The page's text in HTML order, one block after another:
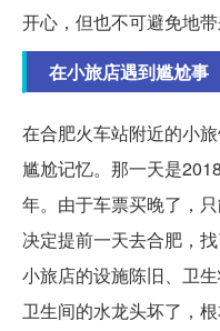
开心，但也不可避免地带
在小旅店遇到尴尬事
在合肥火车站附近的小
尴尬记忆。那一天是
年。由于车票买晚了，
决定提前一天去合肥，
小旅店的设施陈旧、卫
卫生间的水龙头坏了，